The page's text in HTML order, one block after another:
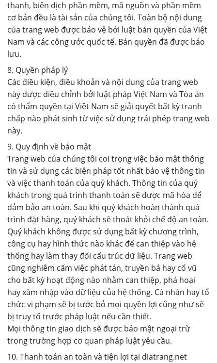
thanh, biên dịch phần mềm, mã nguồn và phần mềm
cơ bản đều là tài sản của chúng tôi. Toàn bộ nội dung
của trang web được bảo vệ bởi luật bản quyền của Việt
Nam và các công ước quốc tế. Bản quyền đã được bảo
lưu.
8. Quyền pháp lý
Các điều kiện, điều khoản và nội dung của trang web
này được điều chỉnh bởi luật pháp Việt Nam và Tòa án
có thẩm quyền tại Việt Nam sẽ giải quyết bất kỳ tranh
chấp nào phát sinh từ việc sử dụng trái phép trang web
này.
9. Quy định về bảo mật
Trang web của chúng tôi coi trọng việc bảo mật thông
tin và sử dụng các biện pháp tốt nhất bảo vệ thông tin
và việc thanh toán của quý khách. Thông tin của quý
khách trong quá trình thanh toán sẽ được mã hóa để
đảm bảo an toàn. Sau khi quý khách hoàn thành quá
trình đặt hàng, quý khách sẽ thoát khỏi chế độ an toàn.
Quý khách không được sử dụng bất kỳ chương trình,
công cụ hay hình thức nào khác để can thiệp vào hệ
thống hay làm thay đổi cấu trúc dữ liệu. Trang web
cũng nghiêm cấm việc phát tán, truyền bá hay cổ vũ
cho bất kỳ hoạt động nào nhằm can thiệp, phá hoại
hay xâm nhập vào dữ liệu của hệ thống. Cá nhân hay tổ
chức vi phạm sẽ bị tước bỏ mọi quyền lợi cũng như sẽ
bị truy tố trước pháp luật nếu cần thiết.
Mọi thông tin giao dịch sẽ được bảo mật ngoại trừ
trong trường hợp cơ quan pháp luật yêu cầu.
10. Thanh toán an toàn và tiện lợi tại diatrang.net